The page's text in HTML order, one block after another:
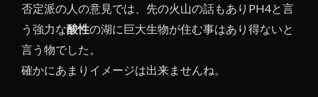
否定派の人の意見では、先の火山の話もありPH4と言
う強力な酸性の湖に巨大生物が住む事はあり得ないと
言う物でした。
確かにあまりイメージは出来ませんね。